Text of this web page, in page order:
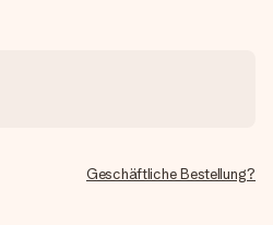
Geschäftliche Bestellung?